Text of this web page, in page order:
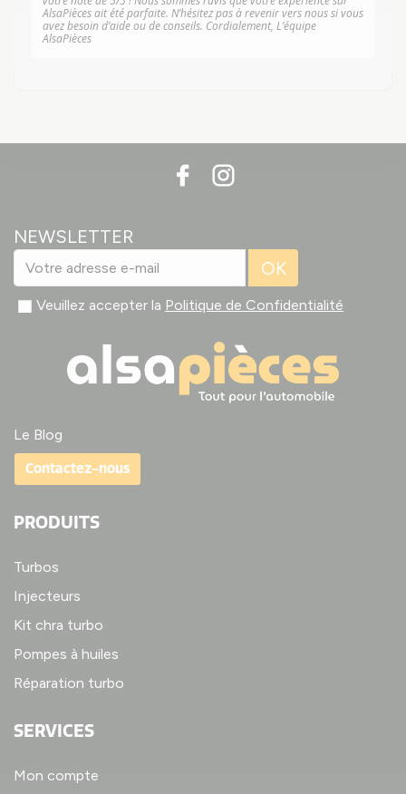
AlsaPièces ait été parfaite. N’hésitez pas à revenir vers nous si vous
avez besoin d’aide ou de conseils. Cordialement, L’équipe
AlsaPièces
NEWSLETTER
OK
Veuillez accepter la Politique de Confidentialité
Le Blog
Contactez-nous
PRODUITS
Turbos
Injecteurs
Kit chra turbo
Pompes à huiles
Réparation turbo
SERVICES
Mon compte